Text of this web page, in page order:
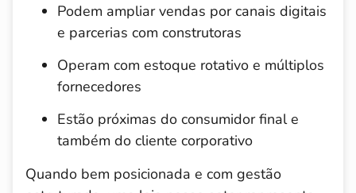
Podem ampliar vendas por canais digitais
e parcerias com construtoras
Operam com estoque rotativo e múltiplos
fornecedores
Estão próximas do consumidor final e
também do cliente corporativo
Quando bem posicionada e com gestão